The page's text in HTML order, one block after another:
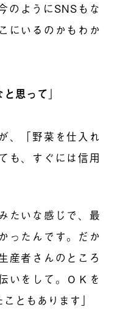
のようにSNSもな
にいるのかもわか
と思って 」
、「野菜を仕入れ
も、すぐには信用
たいな感じで、最
ったんです。だか
産者さんのところ
いをして。ＯＫを
ともあります」